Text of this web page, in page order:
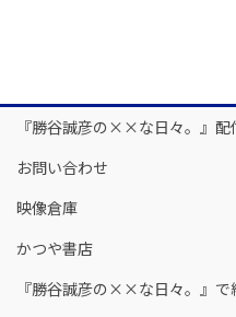
『勝谷誠彦の××な日々。』配
お問い合わせ
映像倉庫
かつや書店
『勝谷誠彦の××な日々。』で